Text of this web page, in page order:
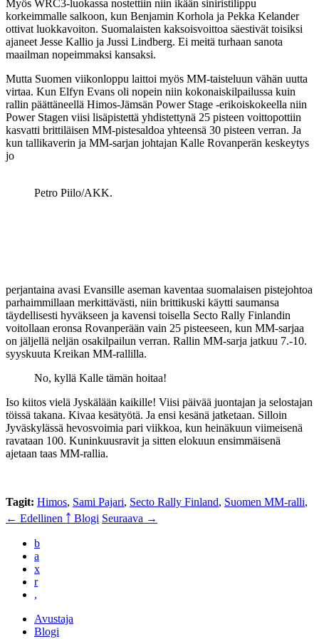
Myös WRC3-luokassa nostettiin niin ikään siniristilippu
korkeimmalle salkoon, kun Benjamin Korhola ja Pekka Kelander
ottivat luokkavoiton. Suomalaisten kaksoisvoittoa säestivät toisiksi
ajaneet Jesse Kallio ja Jussi Lindberg. Ei meitä turhaan sanota
maailman nopeimmaksi kansaksi.
Mutta Suomen viikonloppu laittoi myös MM-taisteluun vähän uutta
virtaa. Kun Elfyn Evans oli nopein niin kokonaiskilpailussa kuin
rallin päättäneellä Himos-Jämsän Power Stage -erikoiskokeella niin
Power Stagen viisi lisäpistettä yhdistettynä 25 pisteen voittopottiin
kasvatti brittiläisen MM-pistesaldoa yhteensä 30 pisteen verran. Ja
kun tallikaverin ja MM-sarjan johtajan Kalle Rovanperän keskeytys
jo
Petro Piilo/AKK.
perjantaina avasi Evansille aseman kaventaa suomalaisen pistejohtoa
parhaimmillaan merkittävästi, niin brittikuski käytti saumansa
täydellisesti hyväkseen ja kavensi toisella Secto Rally Finlandin
voitollaan eronsa Rovanperään vain 25 pisteeseen, kun MM-sarjaa
on jäljellä neljän osakilpailun verran. Rallin MM-sarja jatkuu 7.-10.
syyskuuta Kreikan MM-rallilla.
No, kyllä Kalle tämän hoitaa!
Iso kiitos vielä Jyskälään kaikille! Viisi päivää juontajan ja selostajan
töissä takana. Kivaa kesätyötä. Ja ensi kesänä jatketaan. Silloin
Jyväskylässä hevosvoimia pari viikkoa, kun heinäkuun viimeisenä
ravataan 100. Kuninkuusravit ja sitten elokuun ensimmäisenä
ajetaan taas MM-rallia.
Tagit: Himos, Sami Pajari, Secto Rally Finland, Suomen MM-ralli,
← Edellinen ￪ Blogi Seuraava →
b
a
x
r
,
Avustaja
Blogi